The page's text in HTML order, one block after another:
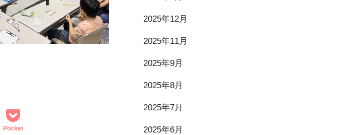
Pocket
2025年12月
2025年11月
2025年9月
2025年8月
2025年7月
2025年6月